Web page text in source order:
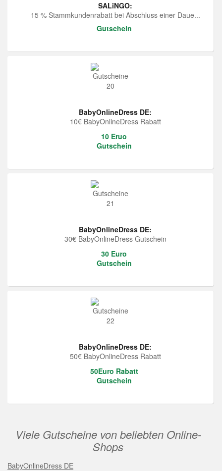
SALiNGO:
15 % Stammkundenrabatt bei Abschluss einer Daue...
Gutschein
BabyOnlineDress DE:
10€ BabyOnlineDress Rabatt
10 Eruo
Gutschein
BabyOnlineDress DE:
30€ BabyOnlineDress Gutschein
30 Euro
Gutschein
BabyOnlineDress DE:
50€ BabyOnlineDress Rabatt
50Euro Rabatt
Gutschein
Viele Gutscheine von beliebten Online-
Shops
BabyOnlineDress DE